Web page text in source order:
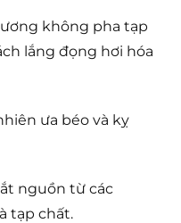
không pha tạp
lắng đọng hơi hóa
ưa béo và kỵ
nguồn từ các
tạp chất.